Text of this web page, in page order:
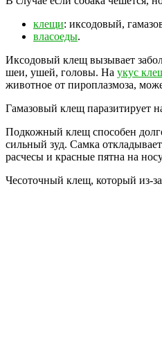
клещи: иксодовый,
власоеды.
Иксодовый клещ вызывает
шеи, ушей, головы. На укус
животное от пироплазмоза,
Гамазовый клещ паразитирует
Подкожный клещ способен
сильный зуд. Самка
расчесы и красные пятна на
Чесоточный клещ, который из-